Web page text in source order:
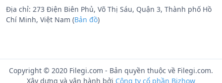
Địa chỉ: 273 Điện Biên Phủ, Võ Thị Sáu, Quận 3, Thành phố Hồ
Chí Minh, Việt Nam (Bản đồ)
Copyright © 2020 Filegi.com - Bản quyền thuộc về Filegi.com.
Xây dựng và vận hành bởi Công ty cổ phần Bizhow